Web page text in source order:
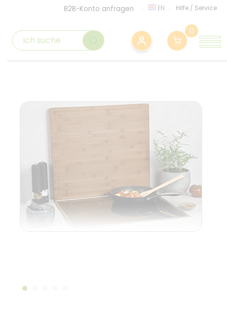
B2B-Konto anfragen EN Hilfe / Service
0